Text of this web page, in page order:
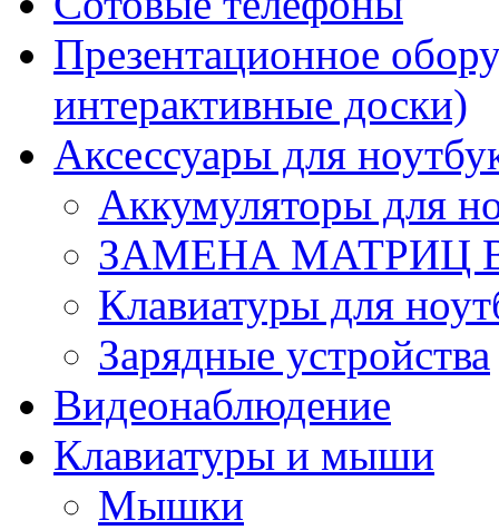
Презентационное
интерактивные доски)
Аксессуары для
Аккумуляторы для
ЗАМЕНА МАТРИЦ
Клавиатуры для
Зарядные устройства
Видеонаблюдение
Клавиатуры и мыши
Мышки